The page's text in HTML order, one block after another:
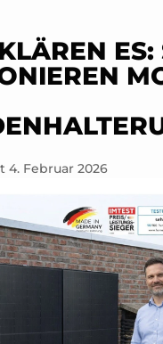
ES:
4. Februar 2026